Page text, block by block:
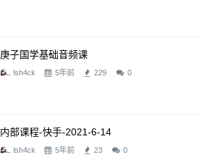
庚子国学基础音频课
lsh4ck 5年前 229 0
内部课程-快手-2021-6-14
lsh4ck 5年前 23 0